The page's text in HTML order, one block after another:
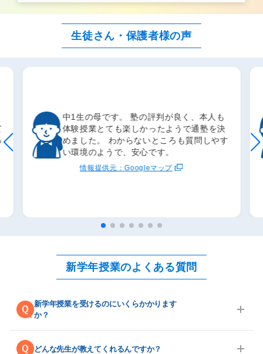
理科 物質分野(水溶液とイオン)
入試対策／世界地理
生徒さん・保護者様の声
中1生の母です。 塾の評判が良く、本人も
体験授業とても楽しかったようで通塾を決
めました。 わからないところも質問しやす
い環境のようで、安心です。
情報提供元：Googleマップ
新学年授業のよくある質問
新学年授業を受けるのにいくらかかります
か？
子様は、1カ月の授業を"無料"※にてご受講いただけます。
どんな先生が教えてくれるんですか？